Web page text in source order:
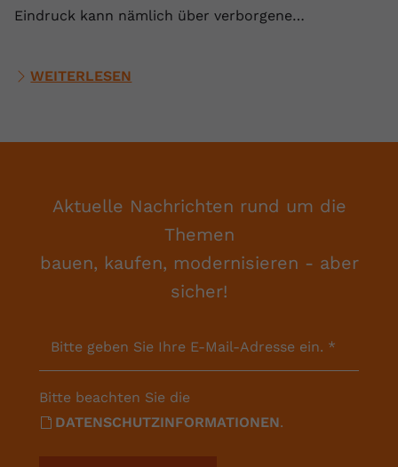
Eindruck kann nämlich über verborgene…
WEITERLESEN
Aktuelle Nachrichten rund um die
Themen
bauen, kaufen, modernisieren - aber
sicher!
Bitte geben Sie Ihre E-Mail-Adresse ein. *
Bitte beachten Sie die
DATENSCHUTZINFORMATIONEN.